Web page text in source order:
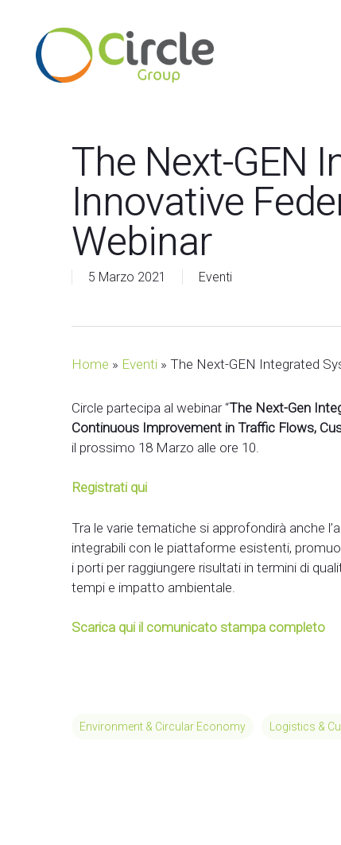
content
The Next-GEN
Innovative
Webinar
5 Marzo 2021 Eventi
Home » Eventi » The Next-GEN Integrated
Circle partecipa al webinar “The Next-Gen
Continuous Improvement in Traffic Flows,
il prossimo 18 Marzo alle ore 10.
Registrati qui
Tra le varie tematiche si approfondirà anche
integrabili con le piattaforme esistenti,
i porti per raggiungere risultati in termini di
tempi e impatto ambientale.
Scarica qui il comunicato stampa completo
Environment & Circular Economy Logistics &